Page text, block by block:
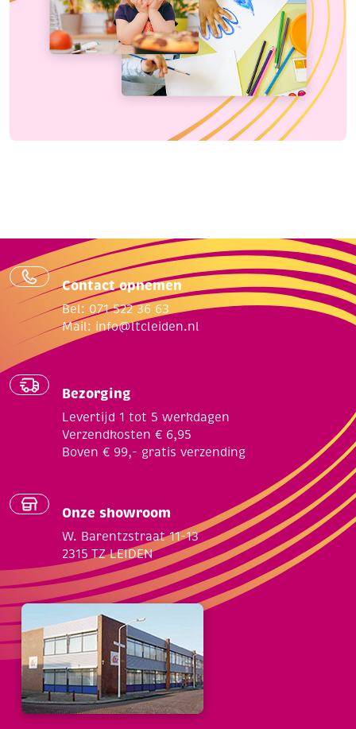
Contact opnemen
Bel: 071 522 36 63
Mail: info@ltcleiden.nl
Bezorging
Levertijd 1 tot 5 werkdagen
Verzendkosten € 6,95
Boven € 99,- gratis verzending
Onze showroom
W. Barentzstraat 11-13
2315 TZ LEIDEN